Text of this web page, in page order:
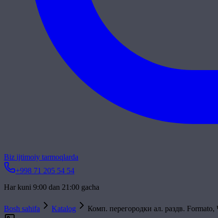
Biz ijtimoiy tarmoqlarda
+998 71 205 54 54
Har kuni 9:00 dan 21:00 gacha
Bosh sahifa Katalog
Комп. перегородки ал. раздв.